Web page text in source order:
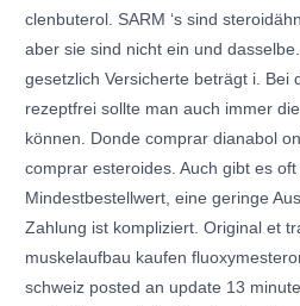
clenbuterol. SARM ‘s sind
aber sie sind nicht ein und
gesetzlich Versicherte beträgt i. Bei
rezeptfrei sollte man auch immer
können. Donde comprar dianabol
comprar esteroides. Auch gibt es
Mindestbestellwert, eine geringe
Zahlung ist kompliziert. Original et
muskelaufbau kaufen
schweiz posted an update 13